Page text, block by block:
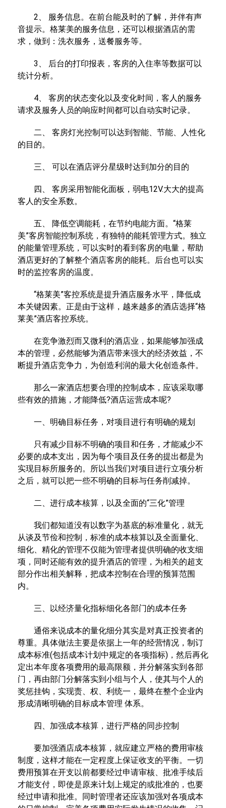
2、 服务信息。在前台能及时的了解，并伴有声
音提示。格莱美的服务信息，还可以根据酒店的需
求，做到：洗衣服务，送餐服务等。
3、 后台的打印报表，客房的入住率等数据可以
统计分析。
4、 客房的状态变化以及变化时间，客人的服务
请求及服务人员的响应时间都可以自动实时记录。
二、 客房灯光控制可以达到智能、节能、人性化
的目的。
三、 可以在酒店评分星级时达到加分的目的
四、 客房采用智能化面板，弱电12V.大大的提高
客人的安全系数。
五、 降低空调能耗，在节约电能方面。“格莱
美”客房智能控制系统，有独特的能耗管理方式。独立
的能量管理系统，可以实时的看到客房的电量，帮助
酒店更好的了解整个酒店客房的能耗。后台也可以实
时的监控客房的温度。
“格莱美”客控系统是提升酒店服务水平，降低成
本关键因素。正是由于这样，越来越多的酒店选择“格
莱美”酒店客控系统。
在竞争激烈而又微利的酒店业，如果能够加强成
本的管理，必然能够为酒店带来强大的经济效益，不
断提升酒店竞争力，为创造利润的最大化创造条件。
那么一家酒店想要合理的控制成本，应该采取哪
些有效的措施，才能降低?酒店运营成本呢?
一、明确目标任务，对项目进行有明确的规划
只有减少目标不明确的项目和任务，才能减少不
必要的成本支出，因为每个项目及任务的提出都是为
实现目标所服务的。所以当我们对项目进行立项分析
之后，就可以把一些不明确的目标与任务削减掉。
二、进行成本核算，以及全面的“三化”管理
我们都知道没有以数字为基底的标准量化，就无
从谈及节俭和控制，标准的成本核算以及全面量化、
细化、精化的管理不仅能为管理者提供明确的收支细
项，同时还能有效的提升酒店的管理，为相关的超支
部分作出相关解释，把成本控制在合理的预算范围
内。
三、以经济量化指标细化各部门的成本任务
通俗来说成本的量化细分其实是对真正投资者的
尊重。具体做法主要是依据上一年的经营情况，制订
成本标准(包括成本计划中规定的各项指标)，然后再化
定出本年度各项费用的最高限额，并分解落实到各部
门，再由部门分解落实到小组与个人，使其与个人的
奖惩挂钩，实现责、权、利统一，最终在整个企业内
形成清晰明确的目标成本管理 体系。
四、加强成本核算，进行严格的同步控制
要加强酒店成本核算，就应建立严格的费用审核
制度，这样才能在一定程度上保证收支的平衡。一切
费用预算在开支以前都要经过申请审核、批准手续后
才能支付，即使是原来计划上规定的或批准的，也要
经过申请和批准。同时管理者还应该加强对各项成本